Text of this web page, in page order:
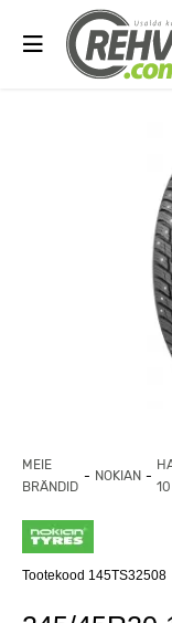
MEIE
BRÄNDID
NOKIAN
Tootekood 145TS32508